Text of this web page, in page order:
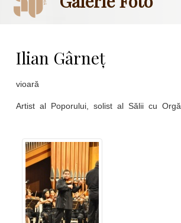
Ilian Gârneț
vioară
Artist al Poporului, solist al Sălii cu Orgă